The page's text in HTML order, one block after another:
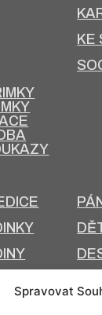
Spravovat
KE